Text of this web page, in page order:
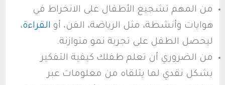
من المهم تشجيع الأطفال على الانخراط في
هوايات وأنشطة، مثل الرياضة، الفن، أو القراءة،
ليحصل الطفل على تجربة نمو متوازنة.
من الضروري أن تعلم طفلك كيفية التفكير
بشكل نقدي لما يتلقاه من معلومات عبر